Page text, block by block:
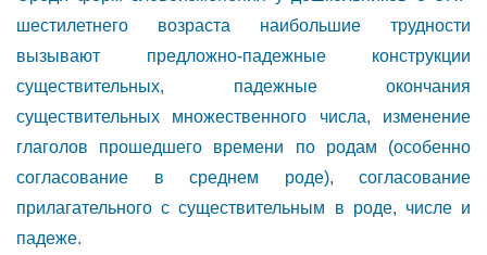
шестилетнего возраста наибольшие трудности
вызывают предложно-падежные конструкции
существительных, падежные окончания
существительных множественного числа, изменение
глаголов прошедшего времени по родам (особенно
согласование в среднем роде), согласование
прилагательного с существительным в роде, числе и
падеже.